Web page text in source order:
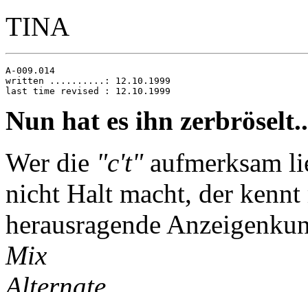
TINA
A-009.014
written ..........: 12.10.1999
Nun hat es ihn
Wer die "c't"aufmerksam
nicht Halt macht, der
herausragende
Mix
Alternate